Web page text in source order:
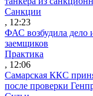
Санкции
, 12:23
ФАС возбудила дело
заемщиков
Практика
, 12:06
Самарская ККС
после проверки